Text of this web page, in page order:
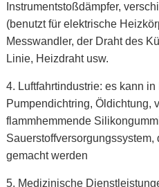
Instrumentstoßdämpfer,
(benutzt für elektrische
Messwandler, der Draht des
Linie, Heizdraht usw.
4. Luftfahrtindustrie: es kann in
Pumpendichtring, Öldichtung,
flammhemmende
Sauerstoffversorgungssystem,
gemacht werden
5. Medizinische